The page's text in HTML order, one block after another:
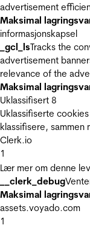
advertisement
Maksimal
informasjonskapsel
_gcl_lsTracks the
advertisement
relevance of the
Maksimal
Uklassifisert 8
Uklassifiserte
klassifisere,
Clerk.io
1
Lær mer om denne
__clerk_debug
Maksimal
assets.voyado.com
1